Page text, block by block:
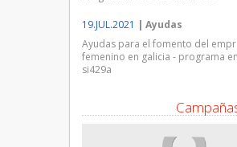
19.JUL.2021 | Ayudas
Ayudas para el fomento del
femenino en galicia - programa
si429a